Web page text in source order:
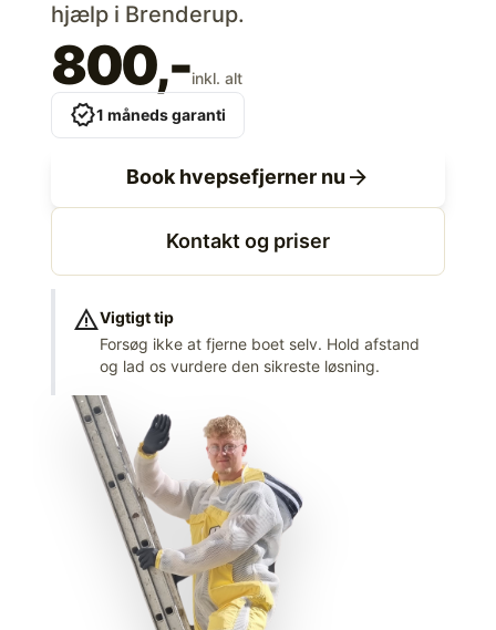
hjælp i Brenderup.
800,-inkl. alt
verified1 måneds garanti
Book hvepsefjerner nu arrow_forward
Kontakt og priser
warningVigtigt tip
Forsøg ikke at fjerne boet selv. Hold afstand
og lad os vurdere den sikreste løsning.